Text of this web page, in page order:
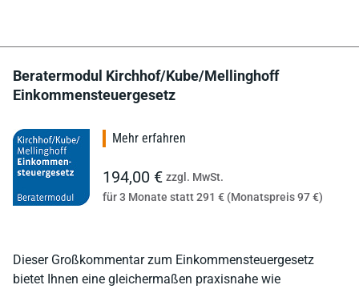
Beratermodul Kirchhof/Kube/Mellinghoff
Einkommensteuergesetz
Dieser Großkommentar zum Einkommensteuergesetz
bietet Ihnen eine gleichermaßen praxisnahe wie
Mehr erfahren
194,00 € zzgl. MwSt.
für 3 Monate statt 291 € (Monatspreis 97 €)